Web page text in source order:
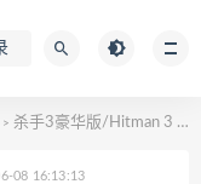
> 杀手3豪华版/Hitman 3 Deluxe Edition（更新v3.230.0豪华版）
08 16:13:13